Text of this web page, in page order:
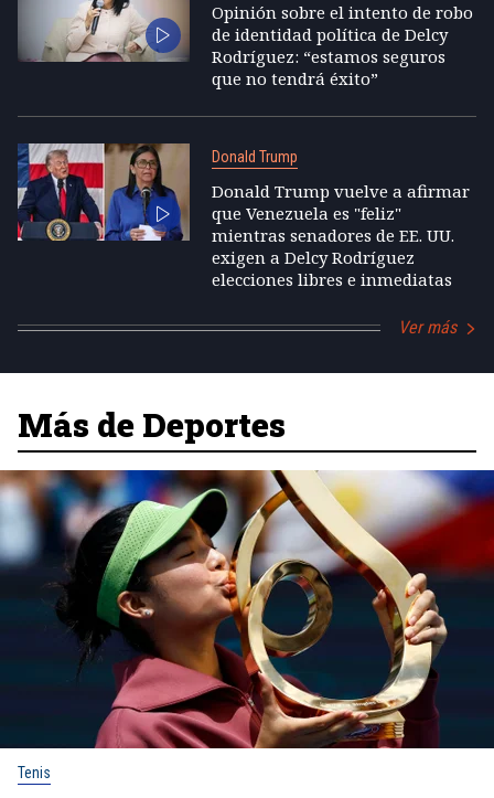
Opinión sobre el intento de robo
de identidad política de Delcy
Rodríguez: “estamos seguros
que no tendrá éxito”
Donald Trump
Donald Trump vuelve a afirmar
que Venezuela es "feliz"
mientras senadores de EE. UU.
exigen a Delcy Rodríguez
elecciones libres e inmediatas
Ver más
Más de Deportes
Tenis